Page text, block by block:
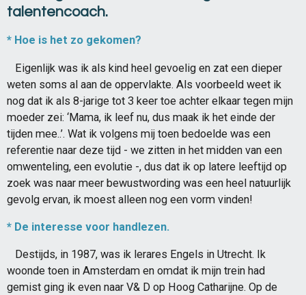
talentencoach.
* Hoe is het zo gekomen?
Eigenlijk was ik als kind heel gevoelig en zat een dieper
weten soms al aan de oppervlakte. Als voorbeeld weet ik
nog dat ik als 8-jarige tot 3 keer toe achter elkaar tegen mijn
moeder zei: ‘Mama, ik leef nu, dus maak ik het einde der
tijden mee..’. Wat ik volgens mij toen bedoelde was een
referentie naar deze tijd - we zitten in het midden van een
omwenteling, een evolutie -, dus dat ik op latere leeftijd op
zoek was naar meer bewustwording was een heel natuurlijk
gevolg ervan, ik moest alleen nog een vorm vinden!
* De interesse voor handlezen.
Destijds, in 1987, was ik lerares Engels in Utrecht. Ik
woonde toen in Amsterdam en omdat ik mijn trein had
gemist ging ik even naar V& D op Hoog Catharijne. Op de